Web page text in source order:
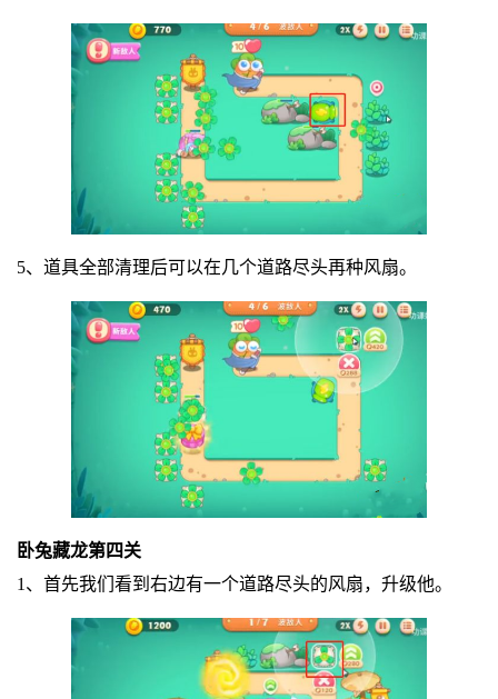
5、道具全部清理后可以在几个道路尽头再种风扇。
卧兔藏龙第四关
1、首先我们看到右边有一个道路尽头的风扇，升级他。